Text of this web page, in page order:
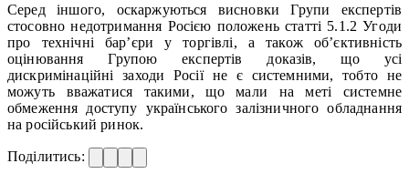
Серед іншого, оскаржуються висновки Групи експертів
стосовно недотримання Росією положень статті 5.1.2 Угоди
про технічні бар’єри у торгівлі, а також об’єктивність
оцінювання Групою експертів доказів, що усі
дискримінаційні заходи Росії не є системними, тобто не
можуть вважатися такими, що мали на меті системне
обмеження доступу українського залізничного обладнання
на російський ринок.
Поділитись: